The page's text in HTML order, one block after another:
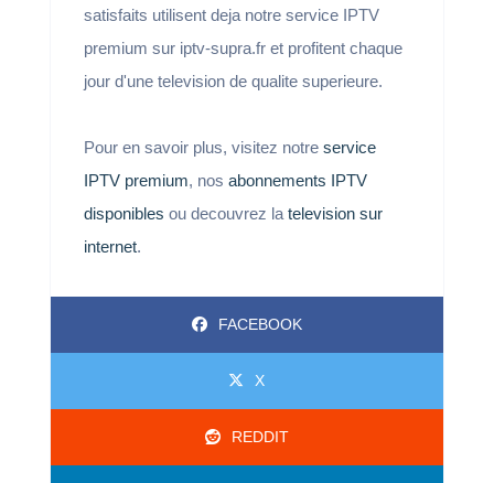
satisfaits utilisent deja notre service IPTV
premium sur iptv-supra.fr et profitent chaque
jour d'une television de qualite superieure.
Pour en savoir plus, visitez notre service
IPTV premium, nos abonnements IPTV
disponibles ou decouvrez la television sur
internet.
FACEBOOK
X
REDDIT